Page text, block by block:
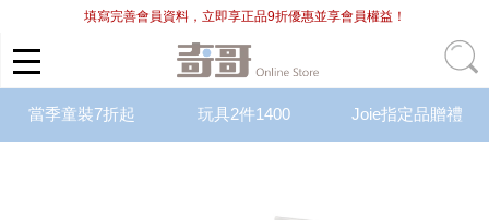
填寫完善會員資料，立即享正品9折優惠並享會員權益！
當季童裝7折起 玩具2件1400 Joie指定品贈禮